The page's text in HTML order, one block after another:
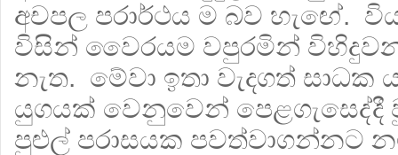
අචපල පරාර්ථය ම බව හැඟේ.
විසින් වෛරයම වපුරමින්
නැත. මේවා ඉතා වැදගත් සාධක
යුගයක් වෙනුවෙන් පෙළගැසෙද්දී
පුළුල් පරාසයක පවත්වාගන්නට